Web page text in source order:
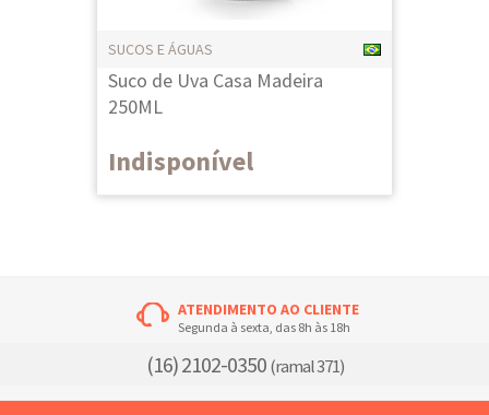
SUCOS E ÁGUAS
Suco de Uva Casa Madeira
250ML
Indisponível
ATENDIMENTO AO CLIENTE
Segunda à sexta, das 8h às 18h
(16) 2102-0350(ramal 371)